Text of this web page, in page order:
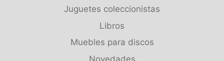
Juguetes coleccionistas
Libros
Muebles para discos
Novedades